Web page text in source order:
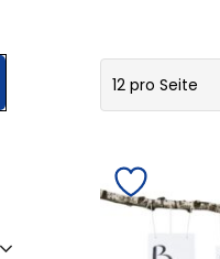
12 pro Seite